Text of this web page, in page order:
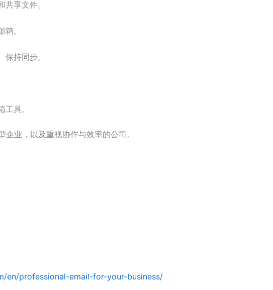
享文件。
。
持同步。
具。
业，以及重视协作与效率的公司。
en/professional-email-for-your-business/